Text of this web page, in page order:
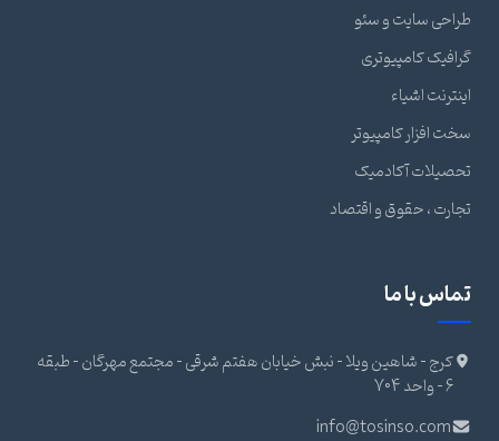
طراحی سایت و سئو
گرافیک کامپیوتری
اینترنت اشیاء
سخت افزار کامپیوتر
تحصیلات آکادمیک
تجارت ، حقوق و اقتصاد
تماس با ما
کرج - شاهین ویلا - نبش خیابان هفتم شرقی - مجتمع مهرگان - طبقه
6 - واحد 704
info@tosinso.com